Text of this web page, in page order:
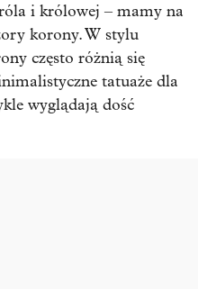
i królowej – mamy na
korony. W stylu
często różnią się
tatuaże dla
wyglądają dość